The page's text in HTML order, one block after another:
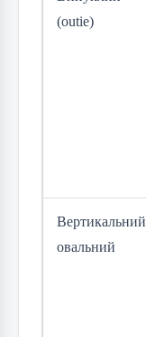
(outie)
Вертикальний
овальний